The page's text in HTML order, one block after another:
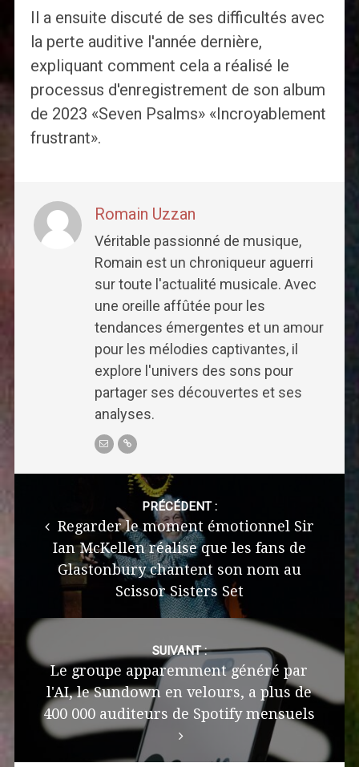
Il a ensuite discuté de ses difficultés avec
la perte auditive l'année dernière,
expliquant comment cela a réalisé le
processus d'enregistrement de son album
de 2023 «Seven Psalms» «Incroyablement
frustrant».
Romain Uzzan
Véritable passionné de musique,
Romain est un chroniqueur aguerri
sur toute l'actualité musicale. Avec
une oreille affûtée pour les
tendances émergentes et un amour
pour les mélodies captivantes, il
explore l'univers des sons pour
partager ses découvertes et ses
analyses.
PRÉCÉDENT :
Regarder le moment émotionnel Sir
Ian McKellen réalise que les fans de
Glastonbury chantent son nom au
Scissor Sisters Set
SUIVANT :
Le groupe apparemment généré par
l'AI, le Sundown en velours, a plus de
400 000 auditeurs de Spotify mensuels